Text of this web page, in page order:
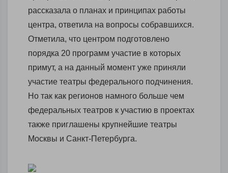
рассказала о планах и принципах работы
центра, ответила на вопросы собравшихся.
Отметила, что центром подготовлено
порядка 20 программ участие в которых
примут, а на данный момент уже приняли
участие театры федерального подчинения.
Но так как регионов намного больше чем
федеральных театров к участию в проектах
также приглашены крупнейшие театры
Москвы и Санкт-Петербурга.